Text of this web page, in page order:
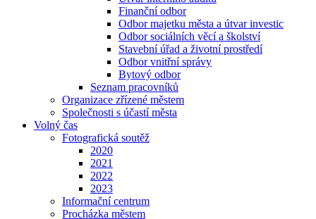
Finanční odbor
Odbor majetku města a útvar investic
Odbor sociálních věcí a školství
Stavební úřad a životní prostředí
Odbor vnitřní správy
Bytový odbor
Seznam pracovníků
Organizace zřízené městem
Společnosti s účastí města
Volný čas
Fotografická soutěž
2020
2021
2022
2023
Informační centrum
Procházka městem